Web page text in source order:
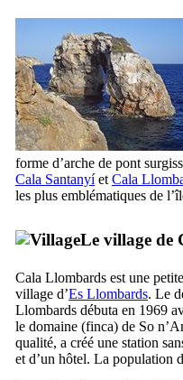
forme d’arche de pont
Cala Santanyíet Cala
les plus emblématiques de
Le village de
Cala Llombards est une
village d’Es Llombards. Le
Llombards débuta en 1969
le domaine (finca) de So
qualité, a créé une station
et d’un hôtel. La population